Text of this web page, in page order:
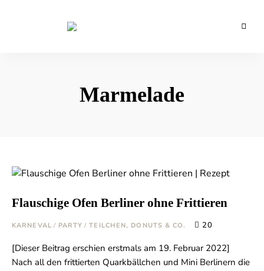
Marmelade
Flauschige Ofen Berliner ohne Frittieren
KARNEVAL / PARTY / TEILCHEN, DONUTS & CO. 20
[Dieser Beitrag erschien erstmals am 19. Februar 2022]
Nach all den frittierten Quarkbällchen und Mini Berlinern die